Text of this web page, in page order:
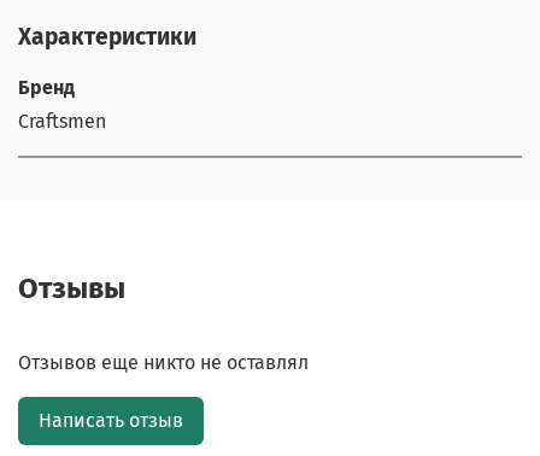
Характеристики
Бренд
Craftsmen
Отзывы
Отзывов еще никто не оставлял
Написать отзыв